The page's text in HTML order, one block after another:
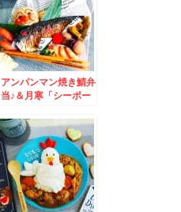
「塩味」「のり塩味」
「コンソメ味」 ポテ
チ最強の美味しさ♪
アンパンマン焼き鯖弁
当♪＆月寒「シーポー
メン」